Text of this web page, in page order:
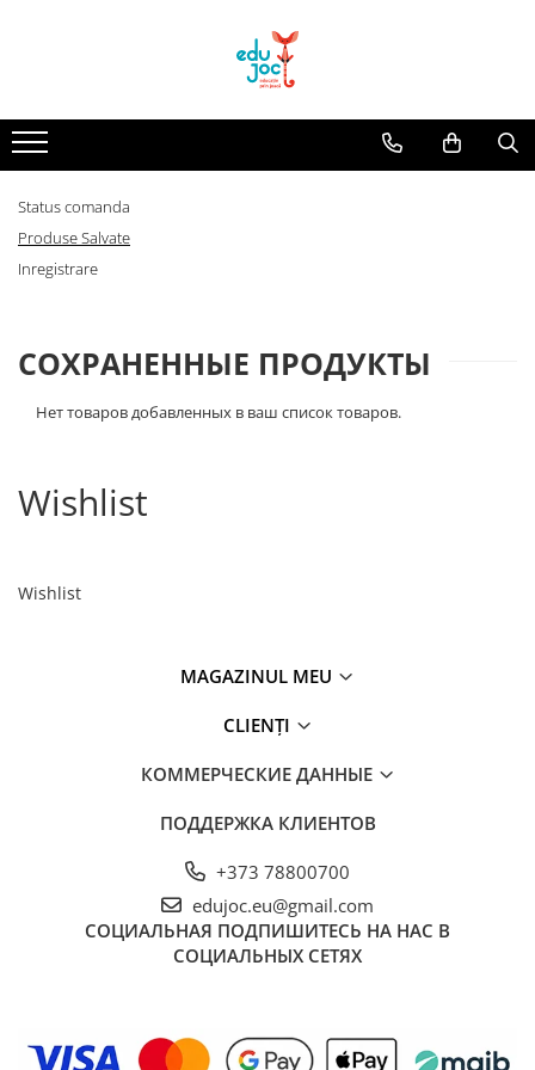
1-2 ani
3-4 ani
5-7 ani
8-99 ani
Status comanda
Produse Salvate
Inregistrare
СОХРАНЕННЫЕ ПРОДУКТЫ
Нет товаров добавленных в ваш список товаров.
Wishlist
Wishlist
MAGAZINUL MEU
CLIENȚI
КОММЕРЧЕСКИЕ ДАННЫЕ
ПОДДЕРЖКА КЛИЕНТОВ
+373 78800700
edujoc.eu@gmail.com
СОЦИАЛЬНАЯ ПОДПИШИТЕСЬ НА НАС В
СОЦИАЛЬНЫХ СЕТЯХ